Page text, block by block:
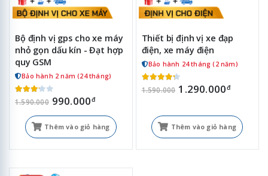
Bộ định vị gps cho xe máy
nhỏ gọn dấu kín - Đạt hợp
quy GSM
Bảo hành 2 năm (24 tháng)
1.590.000 990.000đ
Thêm vào giỏ hàng
Thiết bị định vị xe đạp
điện, xe máy điện
Bảo hành 24 tháng (2 năm)
1.590.000 1.290.000đ
Thêm vào giỏ hàng